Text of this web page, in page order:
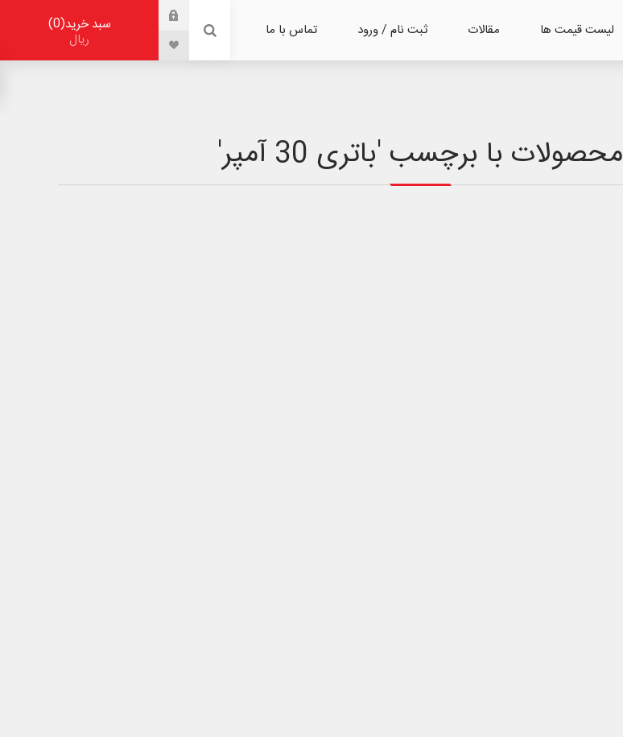
لیست قیمت ها مقالات ثبت نام / ورود تماس با ما سبد خرید 0
ریال
محصولات با برچسب 'باتری 30 آمپر'